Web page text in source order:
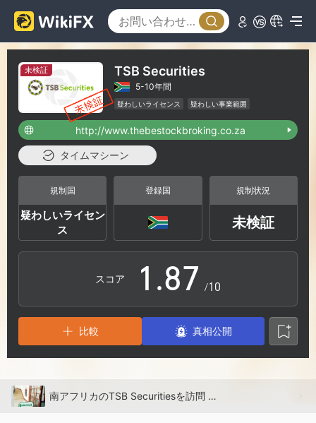
未検証 TSB Securities
5-10年間
疑わしいライセンス
疑わしい事業範囲
ハイリスクレベル
http://www.thebestockbroking.co.za
タイムマシーン
規制国
疑わしいライセン
ス
登録国 規制状況
未検証
スコア
0
1
2
3
4
.
2
3
4
6
7
8
9
1
2
3
5
6
7
8
9
/10
比較 真相公開
南アフリカのTSB Securitiesを訪問 - オフィスの発見